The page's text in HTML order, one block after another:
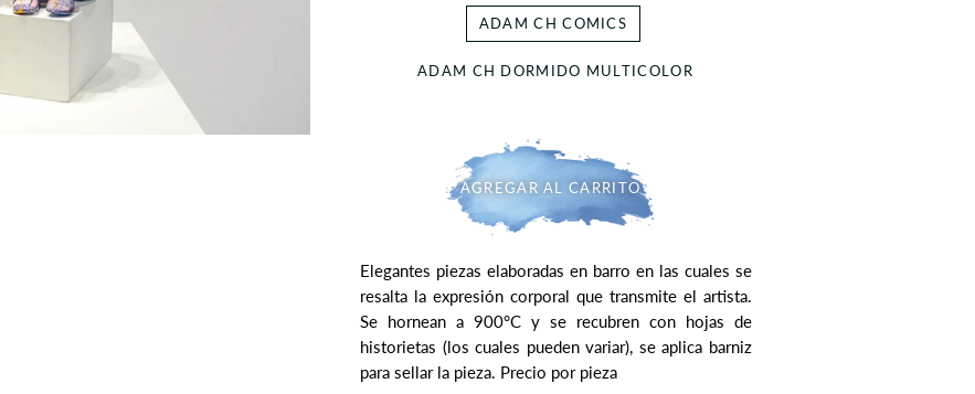
ADAM CH COMICS
ADAM CH DORMIDO MULTICOLOR
AGREGAR AL CARRITO
Elegantes piezas elaboradas en barro en las cuales se
resalta la expresión corporal que transmite el artista.
Se hornean a 900°C y se recubren con hojas de
historietas (los cuales pueden variar), se aplica barniz
para sellar la pieza. Precio por pieza